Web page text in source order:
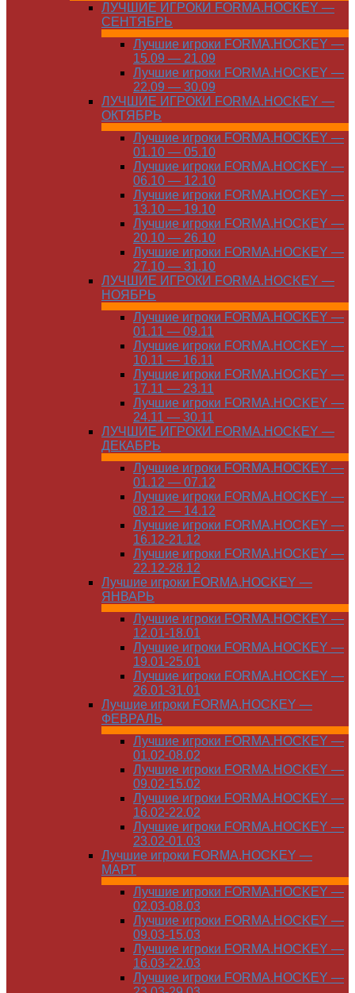
ЛУЧШИЕ ИГРОКИ FORMA.HOCKEY —
СЕНТЯБРЬ
Лучшие игроки FORMA.HOCKEY —
15.09 — 21.09
Лучшие игроки FORMA.HOCKEY —
22.09 — 30.09
ЛУЧШИЕ ИГРОКИ FORMA.HOCKEY —
ОКТЯБРЬ
Лучшие игроки FORMA.HOCKEY —
01.10 — 05.10
Лучшие игроки FORMA.HOCKEY —
06.10 — 12.10
Лучшие игроки FORMA.HOCKEY —
13.10 — 19.10
Лучшие игроки FORMA.HOCKEY —
20.10 — 26.10
Лучшие игроки FORMA.HOCKEY —
27.10 — 31.10
ЛУЧШИЕ ИГРОКИ FORMA.HOCKEY —
НОЯБРЬ
Лучшие игроки FORMA.HOCKEY —
01.11 — 09.11
Лучшие игроки FORMA.HOCKEY —
10.11 — 16.11
Лучшие игроки FORMA.HOCKEY —
17.11 — 23.11
Лучшие игроки FORMA.HOCKEY —
24.11 — 30.11
ЛУЧШИЕ ИГРОКИ FORMA.HOCKEY —
ДЕКАБРЬ
Лучшие игроки FORMA.HOCKEY —
01.12 — 07.12
Лучшие игроки FORMA.HOCKEY —
08.12 — 14.12
Лучшие игроки FORMA.HOCKEY —
16.12-21.12
Лучшие игроки FORMA.HOCKEY —
22.12-28.12
Лучшие игроки FORMA.HOCKEY —
ЯНВАРЬ
Лучшие игроки FORMA.HOCKEY —
12.01-18.01
Лучшие игроки FORMA.HOCKEY —
19.01-25.01
Лучшие игроки FORMA.HOCKEY —
26.01-31.01
Лучшие игроки FORMA.HOCKEY —
ФЕВРАЛЬ
Лучшие игроки FORMA.HOCKEY —
01.02-08.02
Лучшие игроки FORMA.HOCKEY —
09.02-15.02
Лучшие игроки FORMA.HOCKEY —
16.02-22.02
Лучшие игроки FORMA.HOCKEY —
23.02-01.03
Лучшие игроки FORMA.HOCKEY —
МАРТ
Лучшие игроки FORMA.HOCKEY —
02.03-08.03
Лучшие игроки FORMA.HOCKEY —
09.03-15.03
Лучшие игроки FORMA.HOCKEY —
16.03-22.03
Лучшие игроки FORMA.HOCKEY —